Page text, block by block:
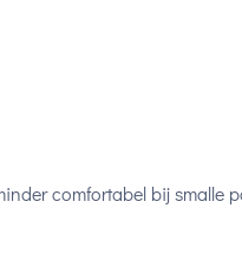
comfortabel bij smalle